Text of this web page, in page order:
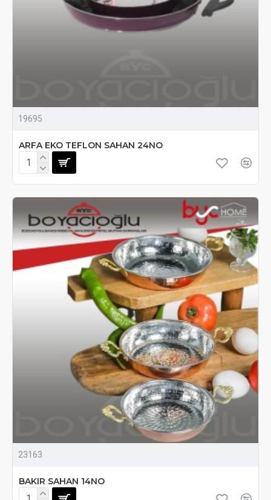
19695
ARFA EKO TEFLON SAHAN 24NO
23163
BAKIR SAHAN 14NO